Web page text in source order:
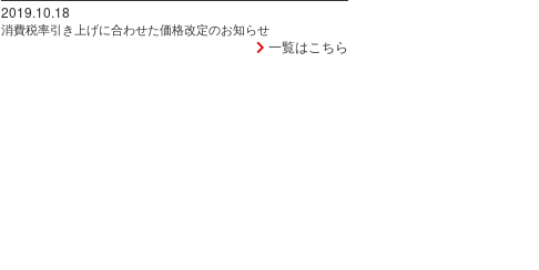
2019.10.18
消費税率引き上げに合わせた価格改定のお知らせ
一覧はこちら